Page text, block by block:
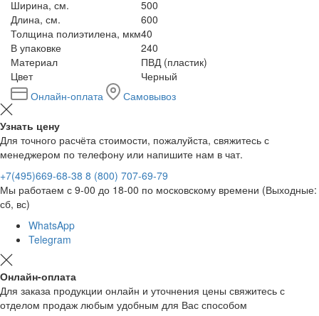
Ширина, см.
500
Длина, см.
600
Толщина полиэтилена, мкм40
В упаковке
240
Материал
ПВД (пластик)
Цвет
Черный
Онлайн-оплата
Самовывоз
Узнать цену
Для точного расчёта стоимости, пожалуйста, свяжитесь с
менеджером по телефону или напишите нам в чат.
+7(495)669-68-38 8 (800) 707-69-79
Мы работаем с 9-00 до 18-00 по московскому времени (Выходные:
сб, вс)
WhatsApp
Telegram
Онлайн-оплата
Для заказа продукции онлайн и уточнения цены свяжитесь с
отделом продаж любым удобным для Вас способом